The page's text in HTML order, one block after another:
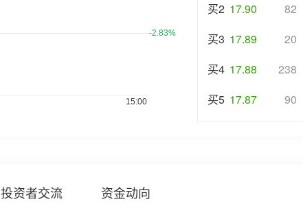
买2 17.90
82
买3 17.89
20
买4 17.88
238
买5 17.87 90
投资者交流 资金动向